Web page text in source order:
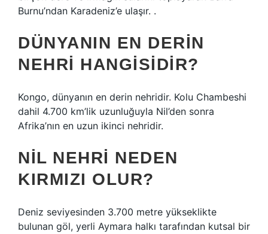
Burnu’ndan Karadeniz’e ulaşır. .
DÜNYANIN EN DERIN
NEHRI HANGISIDIR?
Kongo, dünyanın en derin nehridir. Kolu Chambeshi
dahil 4.700 km’lik uzunluğuyla Nil’den sonra
Afrika’nın en uzun ikinci nehridir.
NIL NEHRI NEDEN
KIRMIZI OLUR?
Deniz seviyesinden 3.700 metre yükseklikte
bulunan göl, yerli Aymara halkı tarafından kutsal bir